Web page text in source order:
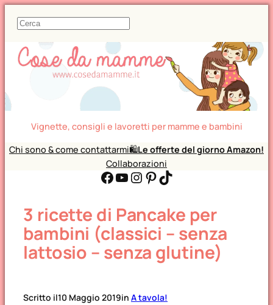
C
r
c
Vignette, consigli e lavoretti per mamme e bambini
Chi sono & come contattarmi🛍️Le offerte del giorno Amazon!
Collaborazioni
Facebook YouTube Instagram Pinterest TikTok
3 ricette di Pancake per
bambini (classici – senza
lattosio – senza glutine)
Scritto il10 Maggio 2019in A tavola!